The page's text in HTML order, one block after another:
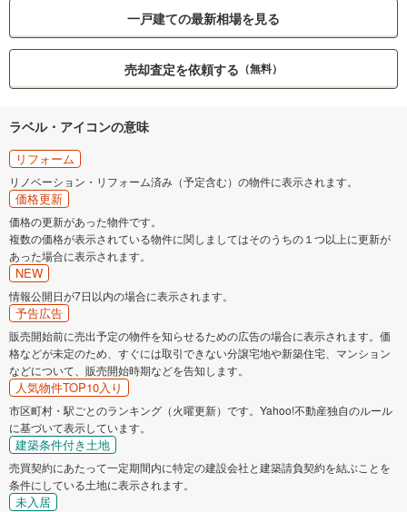
一戸建ての最新相場を見る
売却査定を依頼する （無料）
ラベル・アイコンの意味
リフォーム
リノベーション・リフォーム済み（予定含む）の物件に表示されます。
価格更新
価格の更新があった物件です。
複数の価格が表示されている物件に関しましてはそのうちの１つ以上に更新が
あった場合に表示されます。
NEW
情報公開日が7日以内の場合に表示されます。
予告広告
販売開始前に売出予定の物件を知らせるための広告の場合に表示されます。価
格などが未定のため、すぐには取引できない分譲宅地や新築住宅、マンション
などについて、販売開始時期などを告知します。
人気物件TOP10入り
市区町村・駅ごとのランキング（火曜更新）です。Yahoo!不動産独自のルール
に基づいて表示しています。
建築条件付き土地
売買契約にあたって一定期間内に特定の建設会社と建築請負契約を結ぶことを
条件にしている土地に表示されます。
未入居